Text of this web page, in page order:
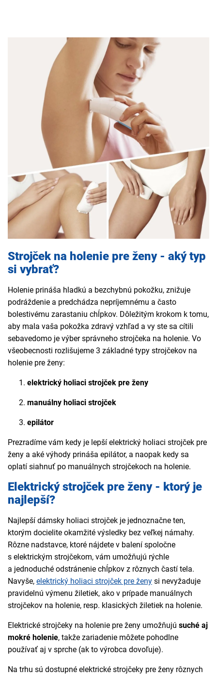
Strojček na holenie pre ženy - aký typ
si vybrať?
Holenie prináša hladkú a bezchybnú pokožku, znižuje
podráždenie a predchádza nepríjemnému a často
bolestivému zarastaniu chĺpkov. Dôležitým krokom k tomu,
aby mala vaša pokožka zdravý vzhľad a vy ste sa cítili
sebavedomo je výber správneho strojčeka na holenie. Vo
všeobecnosti rozlišujeme 3 základné typy strojčekov na
holenie pre ženy:
elektrický holiaci strojček pre ženy
manuálny holiaci strojček
epilátor
Prezradíme vám kedy je lepší elektrický holiaci strojček pre
ženy a aké výhody prináša epilátor, a naopak kedy sa
oplatí siahnuť po manuálnych strojčekoch na holenie.
Elektrický strojček pre ženy - ktorý je
najlepší?
Najlepší dámsky holiaci strojček je jednoznačne ten,
ktorým docielite okamžité výsledky bez veľkej námahy.
Rôzne nadstavce, ktoré nájdete v balení spoločne
s elektrickým strojčekom, vám umožňujú rýchle
a jednoduché odstránenie chĺpkov z rôznych častí tela.
Navyše, elektrický holiaci strojček pre ženy si nevyžaduje
pravidelnú výmenu žiletiek, ako v prípade manuálnych
strojčekov na holenie, resp. klasických žiletiek na holenie.
Elektrické strojčeky na holenie pre ženy umožňujú suché aj
mokré holenie, takže zariadenie môžete pohodlne
používať aj v sprche (ak to výrobca dovoľuje).
Na trhu sú dostupné elektrické strojčeky pre ženy rôznych